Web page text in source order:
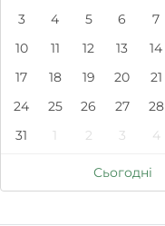
3
4 5 6 7
10
11 12 13 14
17
18 19 20 21
24
25 26 27 28
31
1 2 3 4
Сьогодні